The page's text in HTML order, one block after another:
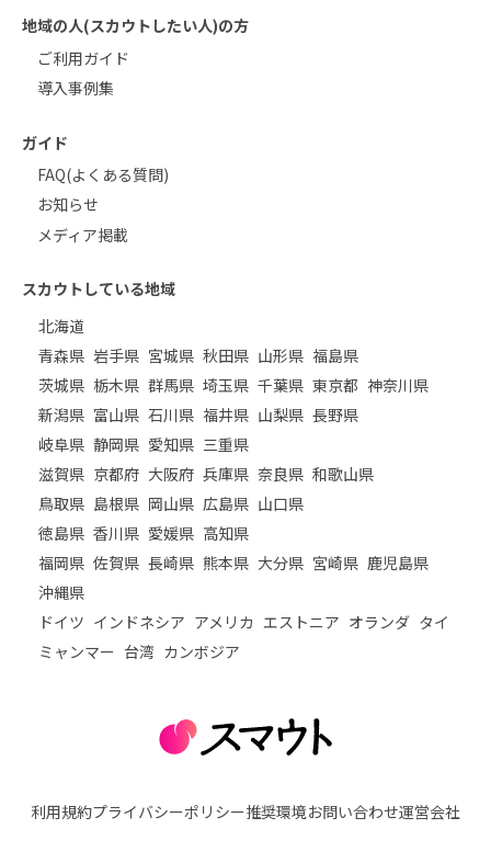
地域の人(スカウトしたい人)の方
ご利用ガイド
導入事例集
ガイド
FAQ(よくある質問)
お知らせ
メディア掲載
スカウトしている地域
北海道
青森県 岩手県 宮城県 秋田県 山形県 福島県
茨城県 栃木県 群馬県 埼玉県 千葉県 東京都 神奈川県
新潟県 富山県 石川県 福井県 山梨県 長野県
岐阜県 静岡県 愛知県 三重県
滋賀県 京都府 大阪府 兵庫県 奈良県 和歌山県
鳥取県 島根県 岡山県 広島県 山口県
徳島県 香川県 愛媛県 高知県
福岡県 佐賀県 長崎県 熊本県 大分県 宮崎県 鹿児島県
沖縄県
ドイツ インドネシア アメリカ エストニア オランダ タイ
ミャンマー 台湾 カンボジア
利用規約プライバシーポリシー推奨環境お問い合わせ運営会社